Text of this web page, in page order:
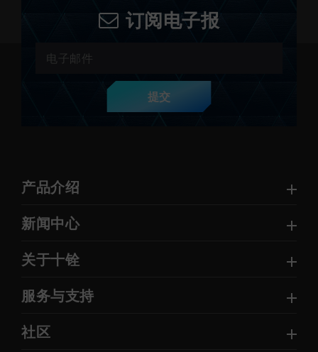
订阅电子报
提交
产品介绍
新闻中心
关于十铨
服务与支持
社区